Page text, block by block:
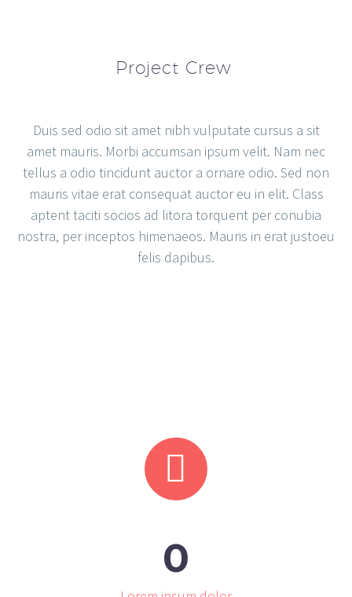
Project Crew
Duis sed odio sit amet nibh vulputate cursus a sit
amet mauris. Morbi accumsan ipsum velit. Nam nec
tellus a odio tincidunt auctor a ornare odio. Sed non
mauris vitae erat consequat auctor eu in elit. Class
aptent taciti socios ad litora torquent per conubia
nostra, per inceptos himenaeos. Mauris in erat justoeu
felis dapibus.


0